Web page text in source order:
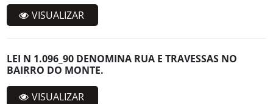
VISUALIZAR
LEI N 1.096_90 DENOMINA RUA E TRAVESSAS NO
BAIRRO DO MONTE.
VISUALIZAR